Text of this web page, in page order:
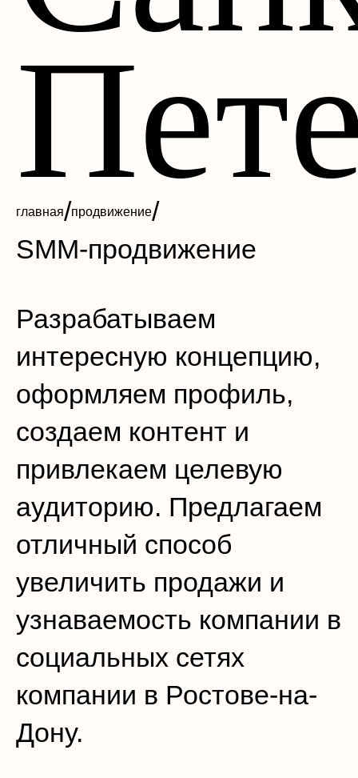
главная/продвижение/
SMM-продвижение
Разрабатываем
интересную концепцию,
оформляем профиль,
создаем контент и
привлекаем целевую
аудиторию. Предлагаем
отличный способ
увеличить продажи и
узнаваемость компании в
социальных сетях
компании в Ростове-на-
Дону.